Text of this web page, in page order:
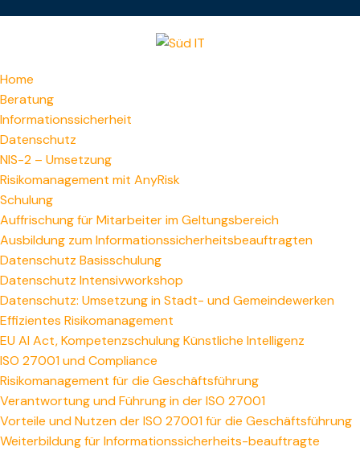
Home
Beratung
Informationssicherheit
Datenschutz
NIS-2 – Umsetzung
Risikomanagement mit AnyRisk
Schulung
Auffrischung für Mitarbeiter im Geltungsbereich
Ausbildung zum Informations­sicherheitsbeauftragten
Datenschutz Basisschulung
Datenschutz Intensivworkshop
Datenschutz: Umsetzung in Stadt- und Gemeindewerken
Effizientes Risikomanagement
EU AI Act, Kompetenzschulung Künstliche Intelligenz
ISO 27001 und Compliance
Risikomanagement für die Geschäftsführung
Verantwortung und Führung in der ISO 27001
Vorteile und Nutzen der ISO 27001 für die Geschäftsführung
Weiterbildung für Informationssicherheits-beauftragte